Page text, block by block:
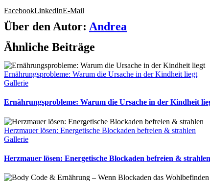
FacebookLinkedInE-Mail
Über den Autor: Andrea
Ähnliche Beiträge
Ernährungsprobleme: Warum die Ursache in der Kindheit liegt
Gallerie
Ernährungsprobleme: Warum die Ursache in der Kindheit
Herzmauer lösen: Energetische Blockaden befreien & strahlen
Gallerie
Herzmauer lösen: Energetische Blockaden befreien & strahlen